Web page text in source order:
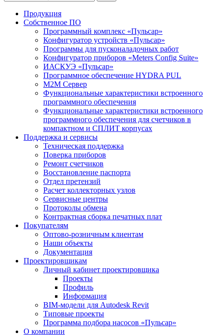
Продукция
Собственное ПО
Программный комплекс «Пульсар»
Конфигуратор устройств «Пульсар»
Программы для пусконаладочных работ
Конфигуратор приборов «Meters Config Suite»
ИАСКУЭ «Пульсар»
Программное обеспечение HYDRA PUL
M2M Сервер
Функциональные характеристики встроенного
программного обеспечения
Функциональные характеристики встроенного
программного обеспечения для счетчиков в
компактном и СПЛИТ корпусах
Поддержка и сервисы
Техническая поддержка
Поверка приборов
Ремонт счетчиков
Восстановление паспорта
Отдел претензий
Расчет коллекторных узлов
Сервисные центры
Протоколы обмена
Контрактная сборка печатных плат
Покупателям
Оптово-розничным клиентам
Наши объекты
Документация
Проектировщикам
Личный кабинет проектировщика
Проекты
Профиль
Информация
BIM-модели для Autodesk Revit
Типовые проекты
Программа подбора насосов «Пульсар»
О компании